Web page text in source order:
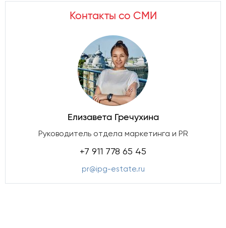
Контакты со СМИ
Елизавета Гречухина
Руководитель отдела маркетинга и PR
+7 911 778 65 45
pr@ipg-estate.ru